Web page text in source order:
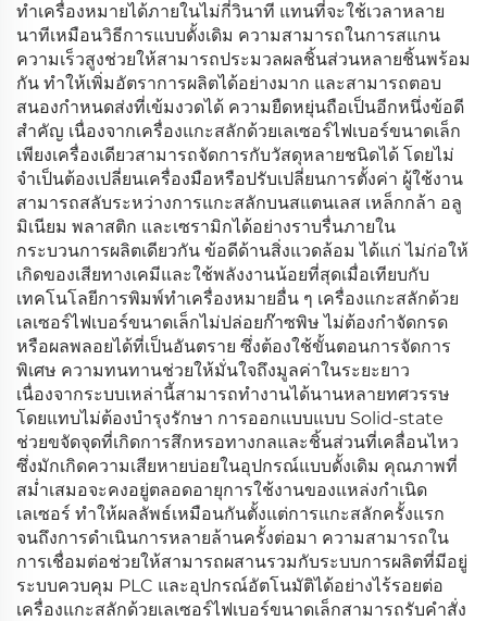
ทำเครื่องหมายได้ภายในไม่กี่วินาที แทนที่จะใช้เวลาหลาย
นาทีเหมือนวิธีการแบบดั้งเดิม ความสามารถในการสแกน
ความเร็วสูงช่วยให้สามารถประมวลผลชิ้นส่วนหลายชิ้นพร้อม
กัน ทำให้เพิ่มอัตราการผลิตได้อย่างมาก และสามารถตอบ
สนองกำหนดส่งที่เข้มงวดได้ ความยืดหยุ่นถือเป็นอีกหนึ่งข้อดี
สำคัญ เนื่องจากเครื่องแกะสลักด้วยเลเซอร์ไฟเบอร์ขนาดเล็ก
เพียงเครื่องเดียวสามารถจัดการกับวัสดุหลายชนิดได้ โดยไม่
จำเป็นต้องเปลี่ยนเครื่องมือหรือปรับเปลี่ยนการตั้งค่า ผู้ใช้งาน
สามารถสลับระหว่างการแกะสลักบนสแตนเลส เหล็กกล้า อลู
มิเนียม พลาสติก และเซรามิกได้อย่างราบรื่นภายใน
กระบวนการผลิตเดียวกัน ข้อดีด้านสิ่งแวดล้อม ได้แก่ ไม่ก่อให้
เกิดของเสียทางเคมีและใช้พลังงานน้อยที่สุดเมื่อเทียบกับ
เทคโนโลยีการพิมพ์ทำเครื่องหมายอื่น ๆ เครื่องแกะสลักด้วย
เลเซอร์ไฟเบอร์ขนาดเล็กไม่ปล่อยก๊าซพิษ ไม่ต้องกำจัดกรด
หรือผลพลอยได้ที่เป็นอันตราย ซึ่งต้องใช้ขั้นตอนการจัดการ
พิเศษ ความทนทานช่วยให้มั่นใจถึงมูลค่าในระยะยาว
เนื่องจากระบบเหล่านี้สามารถทำงานได้นานหลายทศวรรษ
โดยแทบไม่ต้องบำรุงรักษา การออกแบบแบบ Solid-state
ช่วยขจัดจุดที่เกิดการสึกหรอทางกลและชิ้นส่วนที่เคลื่อนไหว
ซึ่งมักเกิดความเสียหายบ่อยในอุปกรณ์แบบดั้งเดิม คุณภาพที่
สม่ำเสมอจะคงอยู่ตลอดอายุการใช้งานของแหล่งกำเนิด
เลเซอร์ ทำให้ผลลัพธ์เหมือนกันตั้งแต่การแกะสลักครั้งแรก
จนถึงการดำเนินการหลายล้านครั้งต่อมา ความสามารถใน
การเชื่อมต่อช่วยให้สามารถผสานรวมกับระบบการผลิตที่มีอยู่
ระบบควบคุม PLC และอุปกรณ์อัตโนมัติได้อย่างไร้รอยต่อ
เครื่องแกะสลักด้วยเลเซอร์ไฟเบอร์ขนาดเล็กสามารถรับคำสั่ง